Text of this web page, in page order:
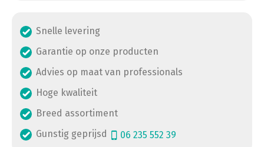
Snelle levering
Garantie op onze producten
Advies op maat van professionals
Hoge kwaliteit
Breed assortiment
Gunstig geprijsd
06 235 552 39